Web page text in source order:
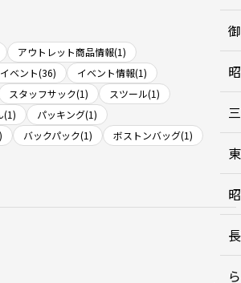
アウトレット商品情報(1)
イベント(36)
イベント情報(1)
スタッフサック(1)
スツール(1)
(1)
パッキング(1)
バックパック(1)
ボストンバッグ(1)